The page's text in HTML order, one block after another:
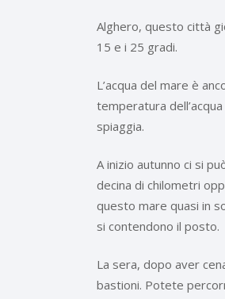
Alghero, questo città
15 e i 25 gradi.
L’acqua del mare è
temperatura
spiaggia.
A inizio autunno ci si
decina di chilometri
questo mare quasi in
si contendono il posto.
La sera, dopo aver
bastioni. Potete